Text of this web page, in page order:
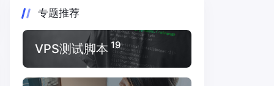
专题推荐
VPS测试脚本 19